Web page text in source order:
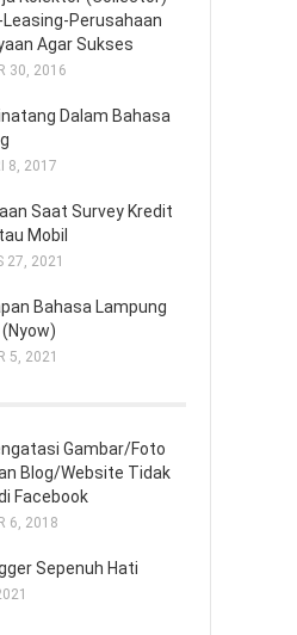
Leasing-Perusahaan
Agar Sukses
30, 2016
Dalam Bahasa
8, 2017
Saat Survey Kredit
Mobil
27, 2021
Bahasa Lampung
(Nyow)
5, 2021
Gambar/Foto
Blog/Website Tidak
Facebook
6, 2018
Sepenuh Hati